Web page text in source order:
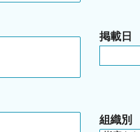
掲載日
組織別